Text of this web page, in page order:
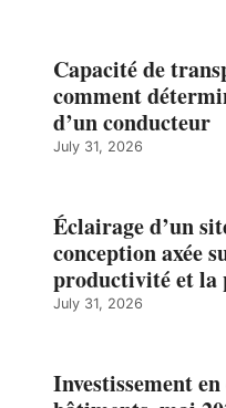
Capacité de
comment
d’un conducteur
July 31, 2026
Éclairage d’un
conception axée
productivité et la
July 31, 2026
Investissement